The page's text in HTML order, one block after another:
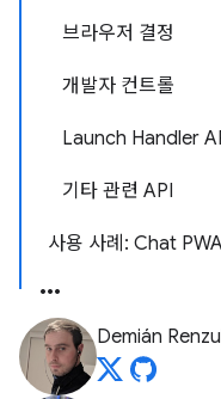
브라우저 결정
개발자 컨트롤
Launch Handler
기타 관련 API
사용 사례: Chat
Demián